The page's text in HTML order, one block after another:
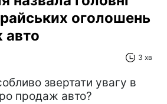
оголошень
авто
3 хв
звертати увагу в
продаж авто?